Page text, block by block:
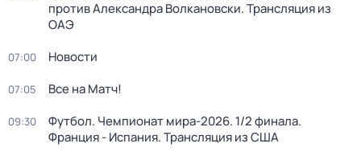
против Александра Волкановски. Трансляция из
ОАЭ
07:00 Новости
07:05 Все на Матч!
09:30
Футбол. Чемпионат мира-2026. 1/2 финала.
Франция - Испания. Трансляция из США